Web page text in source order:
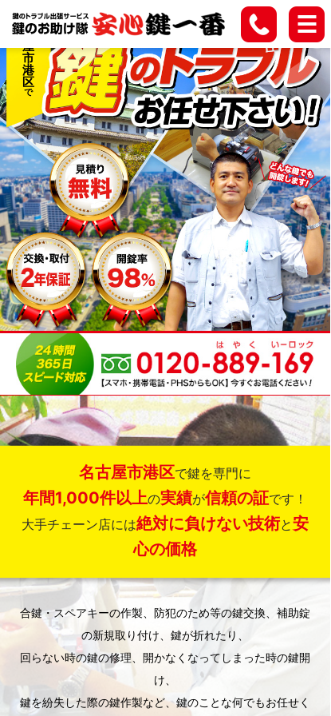
名
古
屋
市
港
区
で
名古屋市港区で鍵を専門に
年間1,000件以上の実績が信頼の証です！
大手チェーン店には絶対に負けない技術と安
心の価格
合鍵・スペアキーの作製、防犯のため等の鍵交換、補助錠
の新規取り付け、鍵が折れたり、
回らない時の鍵の修理、開かなくなってしまった時の鍵開
け、
鍵を紛失した際の鍵作製など、鍵のことな何でもお任せく